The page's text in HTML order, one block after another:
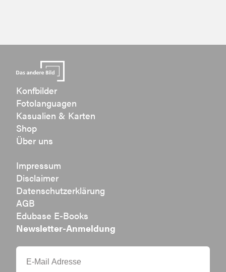
Konfbilder
Fotolanguagen
Kasualien & Karten
Shop
Über uns
Impressum
Disclaimer
Datenschutzerklärung
AGB
Edubase E-Books
Newsletter-Anmeldung